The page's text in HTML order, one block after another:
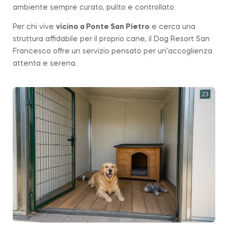
ambiente sempre curato, pulito e controllato.
Per chi vive vicino a Ponte San Pietro e cerca una
struttura affidabile per il proprio cane, il Dog Resort San
Francesco offre un servizio pensato per un’accoglienza
attenta e serena.